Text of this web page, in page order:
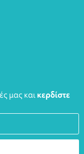
μας καικερδίστε